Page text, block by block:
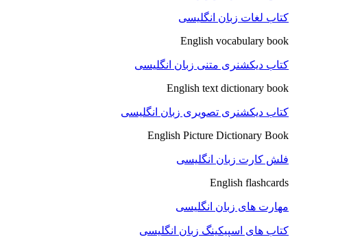
کتاب لغات زبان انگلیسی
English vocabulary book
کتاب دیکشنری متنی زبان انگلیسی
English text dictionary book
کتاب دیکشنری تصویری زبان انگلیسی
English Picture Dictionary Book
فلش کارت زبان انگلیسی
English flashcards
مهارت های زبان انگلیسی
کتاب های اسپیکینگ زبان انگلیسی